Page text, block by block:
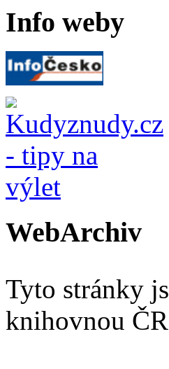
Info weby
WebArchiv
Tyto stránky
knihovnou